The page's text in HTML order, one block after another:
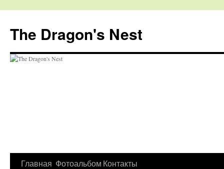
The Dragon's Nest
Перейти
Главная Фотоальбом Контакты